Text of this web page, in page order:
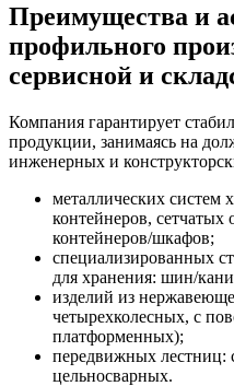
Преимущества и
профильного
сервисной и
Компания гарантирует
продукции, занимаясь на
инженерных и
металлических систем
контейнеров, сетчатых
контейнеров/шкафов;
специализированных
для хранения: шин/
изделий из
четырехколесных, с
платформенных);
передвижных лестниц:
цельносварных.